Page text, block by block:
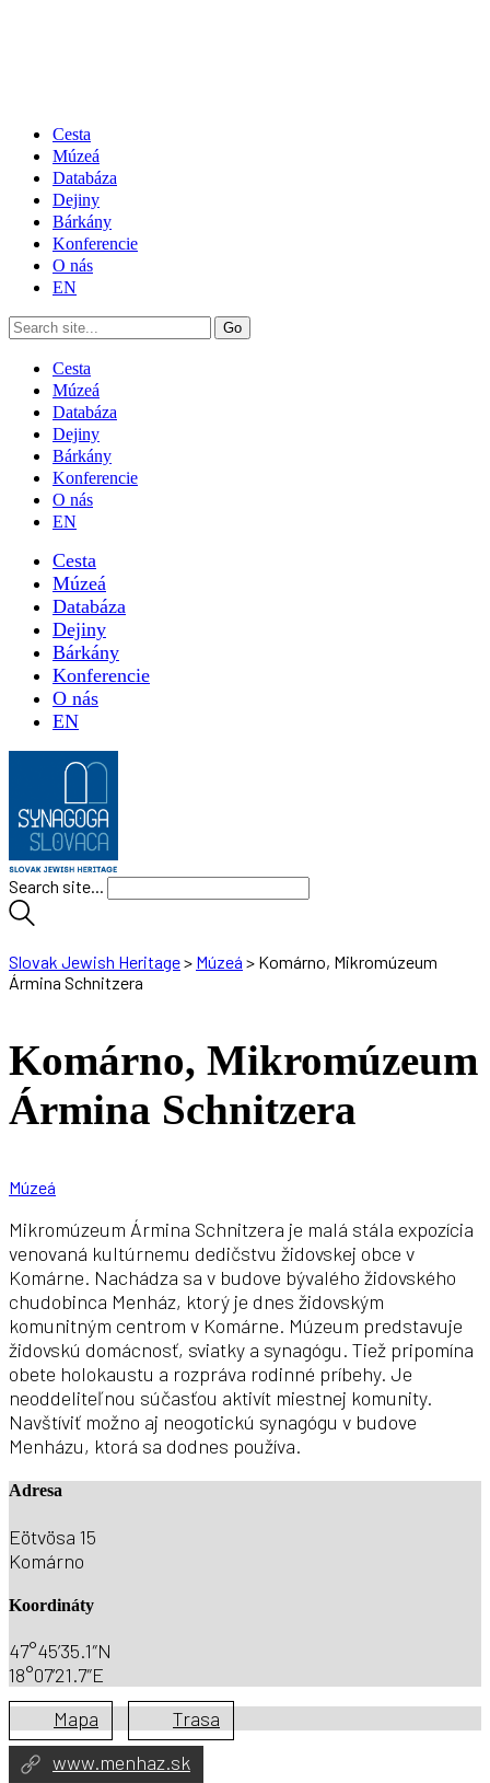
Cesta
Múzeá
Databáza
Dejiny
Bárkány
Konferencie
O nás
EN
Cesta
Múzeá
Databáza
Dejiny
Bárkány
Konferencie
O nás
EN
Cesta
Múzeá
Databáza
Dejiny
Bárkány
Konferencie
O nás
EN
Search site...
Slovak Jewish Heritage> Múzeá > Komárno, Mikromúzeum
Ármina Schnitzera
Komárno, Mikromúzeum
Ármina Schnitzera
Múzeá
Mikromúzeum Ármina Schnitzera je malá stála expozícia
venovaná kultúrnemu dedičstvu židovskej obce v
Komárne. Nachádza sa v budove bývalého židovského
chudobinca Menház, ktorý je dnes židovským
komunitným centrom v Komárne. Múzeum predstavuje
židovskú domácnosť, sviatky a synagógu. Tiež pripomína
obete holokaustu a rozpráva rodinné príbehy. Je
neoddeliteľnou súčasťou aktivít miestnej komunity.
Navštíviť možno aj neogotickú synagógu v budove
Menházu, ktorá sa dodnes používa.
Adresa
Eötvösa 15
Komárno
Koordináty
47°45’35.1″N
18°07’21.7″E
Mapa
Trasa
www.menhaz.sk